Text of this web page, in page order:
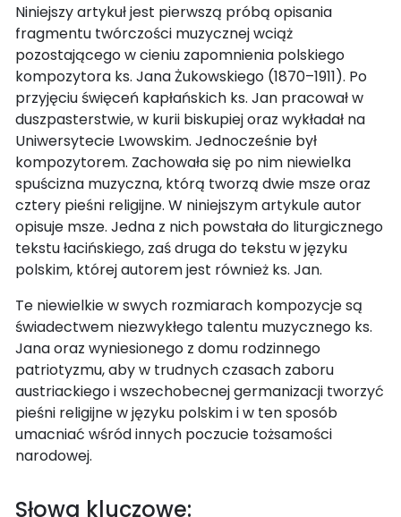
Niniejszy artykuł jest pierwszą próbą opisania
fragmentu twórczości muzycznej wciąż
pozostającego w cieniu zapomnienia polskiego
kompozytora ks. Jana Żukowskiego (1870–1911). Po
przyjęciu święceń kapłańskich ks. Jan pracował w
duszpasterstwie, w kurii biskupiej oraz wykładał na
Uniwersytecie Lwowskim. Jednocześnie był
kompozytorem. Zachowała się po nim niewielka
spuścizna muzyczna, którą tworzą dwie msze oraz
cztery pieśni religijne. W niniejszym artykule autor
opisuje msze. Jedna z nich powstała do liturgicznego
tekstu łacińskiego, zaś druga do tekstu w języku
polskim, której autorem jest również ks. Jan.
Te niewielkie w swych rozmiarach kompozycje są
świadectwem niezwykłego talentu muzycznego ks.
Jana oraz wyniesionego z domu rodzinnego
patriotyzmu, aby w trudnych czasach zaboru
austriackiego i wszechobecnej germanizacji tworzyć
pieśni religijne w języku polskim i w ten sposób
umacniać wśród innych poczucie tożsamości
narodowej.
Słowa kluczowe: